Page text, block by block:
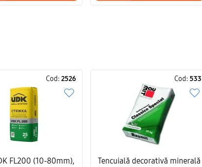
Cod: 2526
FL200 (10-80mm),
Cod:533
Tencuială decorativă minerală